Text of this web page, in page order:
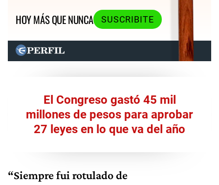
HOY MÁS QUE NUNCA
SUSCRIBITE
El Congreso gastó 45 mil
millones de pesos para aprobar
27 leyes en lo que va del año
“Siempre fui rotulado de